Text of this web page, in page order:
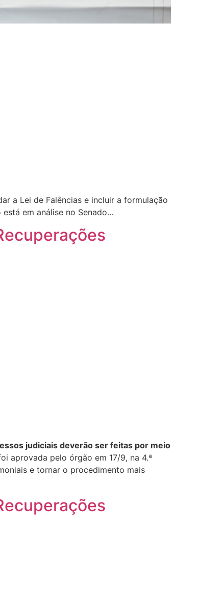
a Lei de Falências e incluir a formulação
em análise no Senado…
judiciais deverão ser feitas por meio
aprovada pelo órgão em 17/9, na 4.ª
e tornar o procedimento mais